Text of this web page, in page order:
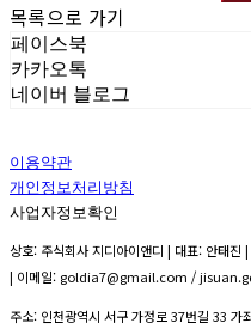
목록으로 가기
페이스북
카카오톡
네이버 블로그
이용약관
개인정보처리방침
사업자정보확인
상호: 주식회사 지디아이앤디 | 대표: 안태
| 이메일: goldia7@gmail.com /
주소: 인천광역시 서구 가정로 37번길 33